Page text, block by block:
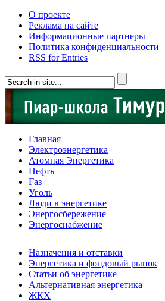
О проекте
Реклама на сайте
Информационные партнеры
Политика конфиденциальности
RSS for Entries
Главная
Электроэнергетика
Атомная Энергетика
Нефть
Газ
Уголь
Люди в энергетике
Энергосбережение
Энергоснабжение
Назначения и отставки
Энергетика и фондовый рынок
Статьи об энергетике
Альтернативная энергетика
ЖКХ